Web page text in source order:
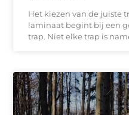
Het kiezen van de juiste
laminaat begint bij een
trap. Niet elke trap is